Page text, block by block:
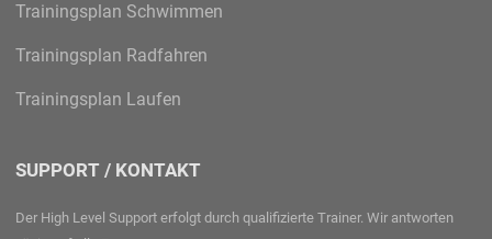
Trainingsplan Schwimmen
Trainingsplan Radfahren
Trainingsplan Laufen
SUPPORT / KONTAKT
Der High Level Support erfolgt durch qualifizierte Trainer. Wir antworten